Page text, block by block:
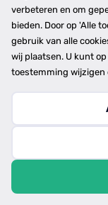
Werkwijze
Overzichten
Plaatsen
Provincies
Copyright © 2026
privacy- en
verbeteren en om
bieden. Door op 'Alle
gebruik van alle
wij plaatsen. U kunt
toestemming wijzigen